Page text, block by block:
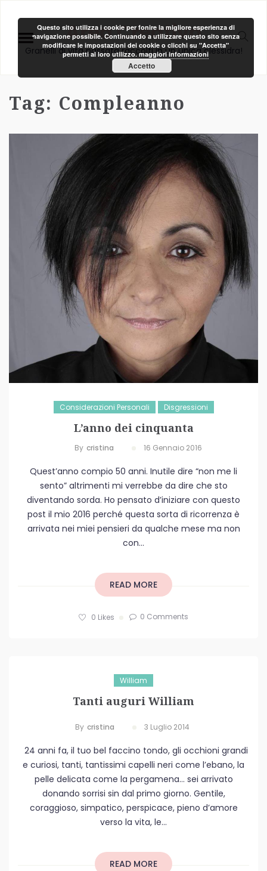
Area Creativa
Granelli di vita passata raccolti in un unica clessidra!
Tag: Compleanno
Considerazioni Personali Disgressioni
L’anno dei cinquanta
By Cristina 16 Gennaio 2016
Quest’anno compio 50 anni. Inutile dire “non me li
sento” altrimenti mi verrebbe da dire che sto
diventando sorda. Ho pensato d’iniziare con questo
post il mio 2016 perché questa sorta di ricorrenza è
arrivata nei miei pensieri da qualche mese ma non
con...
READ MORE
0 Likes 0 Comments
William
Tanti auguri William
By Cristina 3 Luglio 2014
24 anni fa, il tuo bel faccino tondo, gli occhioni grandi
e curiosi, tanti, tantissimi capelli neri come l’ebano, la
pelle delicata come la pergamena… sei arrivato
donando sorrisi sin dal primo giorno. Gentile,
coraggioso, simpatico, perspicace, pieno d’amore
verso la vita, le...
READ MORE
Questo sito utilizza i cookie per fonire la migliore esperienza di
navigazione possibile. Continuando a utilizzare questo sito senza
modificare le impostazioni dei cookie o clicchi su "Accetta"
permetti al loro utilizzo.maggiori informazioni
Accetto